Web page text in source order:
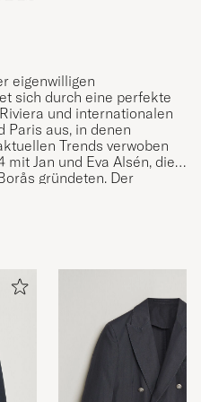
ett bra köp.
leveranstid och
som extra
eller i stället för
väder.
CAREOFCARL.SE
eigenwilligen
sich durch eine perfekte
und internationalen
Paris aus, in denen
Trends verwoben
mit Jan und Eva Alsén, die
gründeten. Der
von einem gleichnamigen
seine Blütezeit hatte.